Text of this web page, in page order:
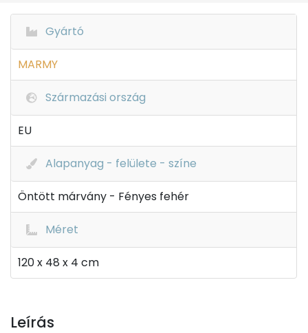
Gyártó
MARMY
Származási ország
EU
Alapanyag - felülete - színe
Öntött márvány - Fényes fehér
Méret
120 x 48 x 4 cm
Leírás